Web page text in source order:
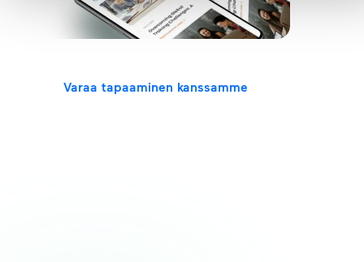
Tavataan!
Varaa tapaaminen kanssamme